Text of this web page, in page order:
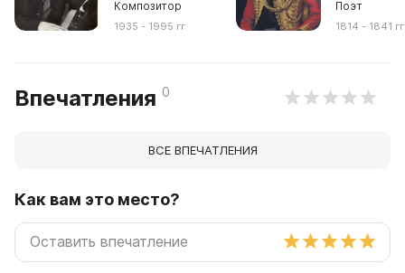
Композитор
1935 - 1995 гг
Поэт
1814 - 1841 гг
Впечатления 0
ВСЕ ВПЕЧАТЛЕНИЯ
Как вам это место?